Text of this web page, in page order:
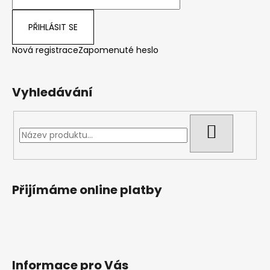
r
y
s
u
PŘIHLÁSIT SE
Nová registraceZapomenuté heslo
Vyhledávání
Přijímáme online platby
Informace pro Vás